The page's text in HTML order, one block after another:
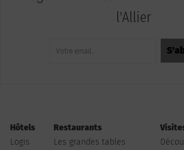
l'Allier
Hôtels
Logis
Restaurants
Les grandes tables